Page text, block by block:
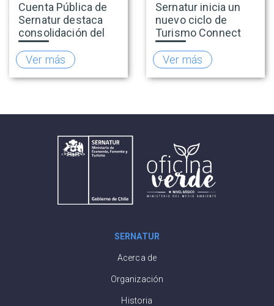
Cuenta Pública de
Sernatur destaca
consolidación del
turismo en 2025 y
presenta hoja de
ruta para fortalecer
la competitividad
Ver más
Sernatur inicia un
nuevo ciclo de
Turismo Connect
para fortalecer la
inteligencia de
mercado de la
industria turística
Ver más
SERNATUR
Acerca de
Organización
Historia